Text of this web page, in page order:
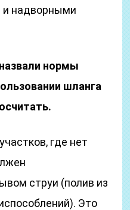
надворными
нормы
шланга
где нет
струи (полив из
Это